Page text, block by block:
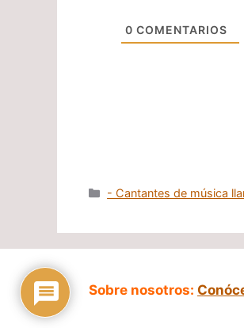
0 COMENTARIOS
Categorías
- Cantantes de música
Sobre nosotros: